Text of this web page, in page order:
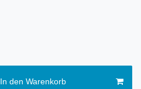
In den Warenkorb